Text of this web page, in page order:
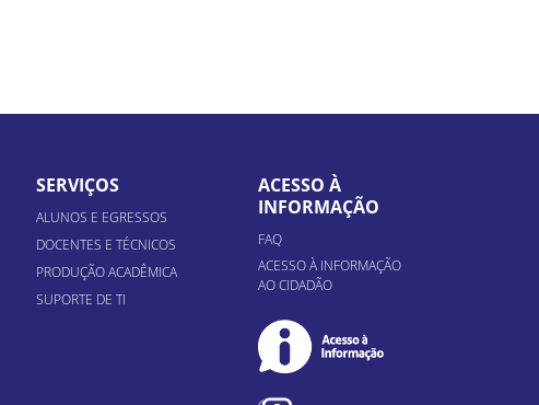
SERVIÇOS
ALUNOS E EGRESSOS
DOCENTES E TÉCNICOS
PRODUÇÃO ACADÊMICA
SUPORTE DE TI
ACESSO À
INFORMAÇÃO
FAQ
ACESSO À INFORMAÇÃO
AO CIDADÃO